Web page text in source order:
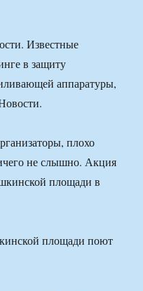
Известные
в защиту
аппаратуры,
плохо
не слышно. Акция
площади в